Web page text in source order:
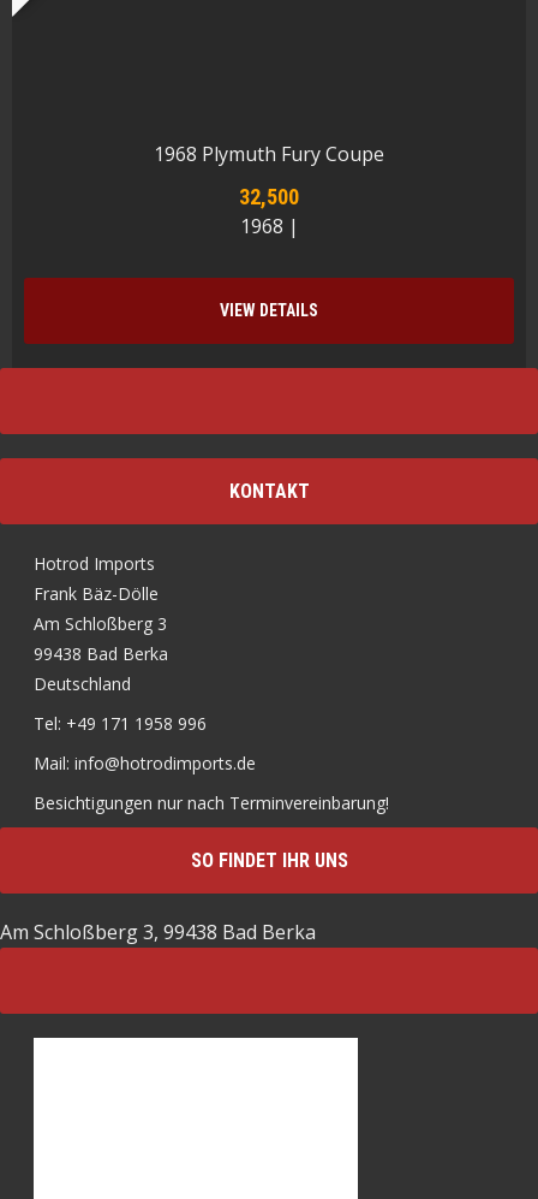
1968 Plymuth Fury Coupe
32,500
1968 |
VIEW DETAILS
KONTAKT
Hotrod Imports
Frank Bäz-Dölle
Am Schloßberg 3
99438 Bad Berka
Deutschland
Tel: +49 171 1958 996
Mail: info@hotrodimports.de
Besichtigungen nur nach Terminvereinbarung!
SO FINDET IHR UNS
Am Schloßberg 3, 99438 Bad Berka